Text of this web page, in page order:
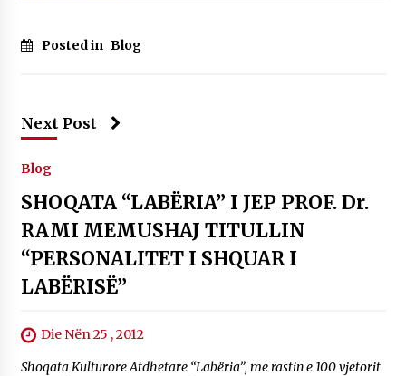
Posted in Blog
Next Post
Blog
SHOQATA “LABËRIA” I JEP PROF. Dr.
RAMI MEMUSHAJ TITULLIN
“PERSONALITET I SHQUAR I
LABËRISË”
Die Nën 25 , 2012
Shoqata Kulturore Atdhetare “Labëria”, me rastin e 100 vjetorit